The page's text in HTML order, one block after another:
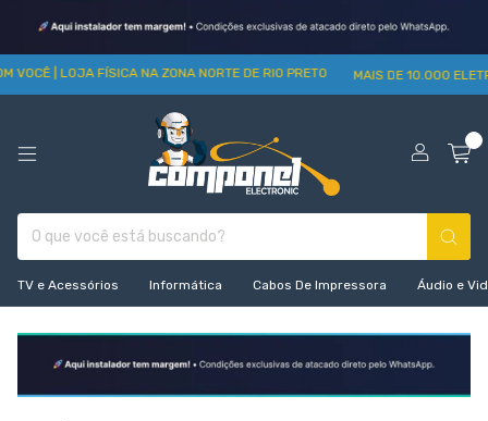
VOCÊ | LOJA FÍSICA NA ZONA NORTE DE RIO PRETO MAIS DE 10.000
TV e Acessórios Informática Cabos De Impressora Áudio e